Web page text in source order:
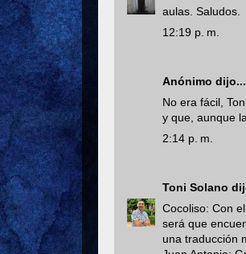
aulas. Saludos.
12:19 p. m.
Anónimo dijo...
No era fácil,
y que, aunque
2:14 p. m.
Toni Solano
Cocoliso: Con
será que
una traducción